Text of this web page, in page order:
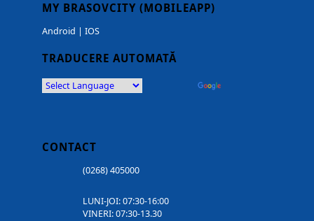
MY BRASOVCITY (MOBILEAPP)
Android | IOS
TRADUCERE AUTOMATĂ
CONTACT
(0268) 405000
LUNI-JOI: 07:30-16:00
VINERI: 07:30-13.30